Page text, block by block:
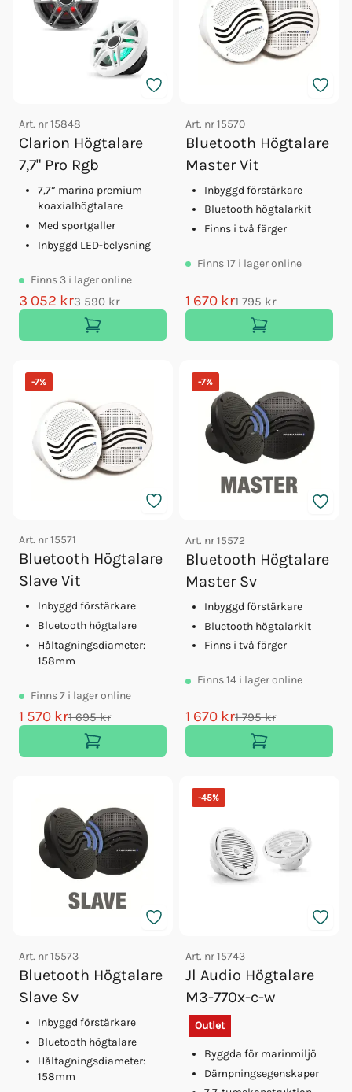
Art. nr15848
Clarion Högtalare
7,7" Pro Rgb
7,7” marina premium
koaxialhögtalare
Med sportgaller
Inbyggd LED-belysning
Finns 3 i lager online
3 052 kr3 590 kr
Art. nr15570
Bluetooth Högtalare
Master Vit
Inbyggd förstärkare
Bluetooth högtalarkit
Finns i två färger
Finns17 i lager online
1 670 kr1 795 kr
-7%
Art. nr15571
Bluetooth Högtalare
Slave Vit
Inbyggd förstärkare
Bluetooth högtalare
Håltagningsdiameter:
158mm
Finns7 i lager online
1 570 kr1 695 kr
-7%
Art. nr15572
Bluetooth Högtalare
Master Sv
Inbyggd förstärkare
Bluetooth högtalarkit
Finns i två färger
Finns14 i lager online
1 670 kr1 795 kr
Art. nr15573
Bluetooth Högtalare
Slave Sv
Inbyggd förstärkare
Bluetooth högtalare
Håltagningsdiameter:
158mm
-45%
Art. nr15743
Jl Audio Högtalare
M3-770x-c-w
Outlet
Byggda för marinmiljö
Dämpningsegenskaper